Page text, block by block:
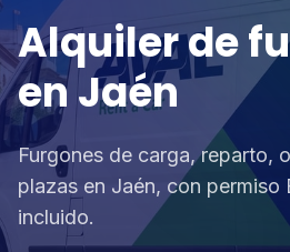
Alquiler de
en Jaén
Furgones de carga, reparto,
plazas en Jaén, con permiso
incluido.